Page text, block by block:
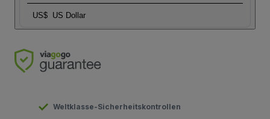
US$ US Dollar
Weltklasse-Sicherheitskontrollen